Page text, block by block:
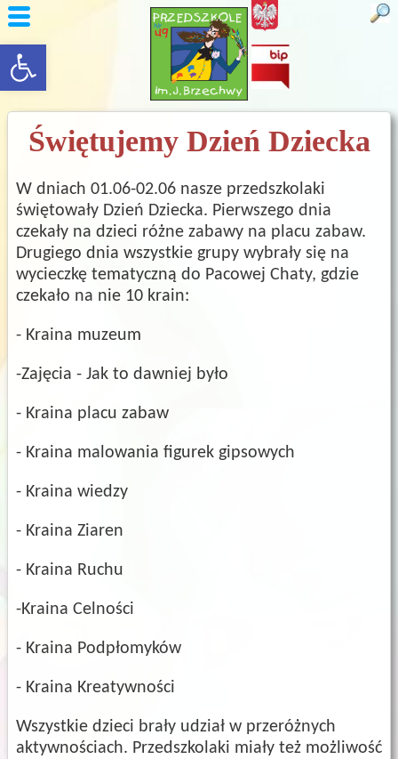
rozwiń/zwiń panel
Świętujemy Dzień Dziecka
W dniach 01.06-02.06 nasze przedszkolaki
świętowały Dzień Dziecka. Pierwszego dnia
czekały na dzieci różne zabawy na placu zabaw.
Drugiego dnia wszystkie grupy wybrały się na
wycieczkę tematyczną do Pacowej Chaty, gdzie
czekało na nie 10 krain:
- Kraina muzeum
-Zajęcia - Jak to dawniej było
- Kraina placu zabaw
- Kraina malowania figurek gipsowych
- Kraina wiedzy
- Kraina Ziaren
- Kraina Ruchu
-Kraina Celności
- Kraina Podpłomyków
- Kraina Kreatywności
Wszystkie dzieci brały udział w przeróżnych
aktywnościach. Przedszkolaki miały też możliwość